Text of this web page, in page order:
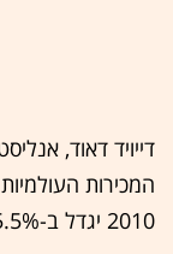
המכירות
2010 יגדל ב-5.5%, אולם תחזית זו התבררה כאופטימית מדי.